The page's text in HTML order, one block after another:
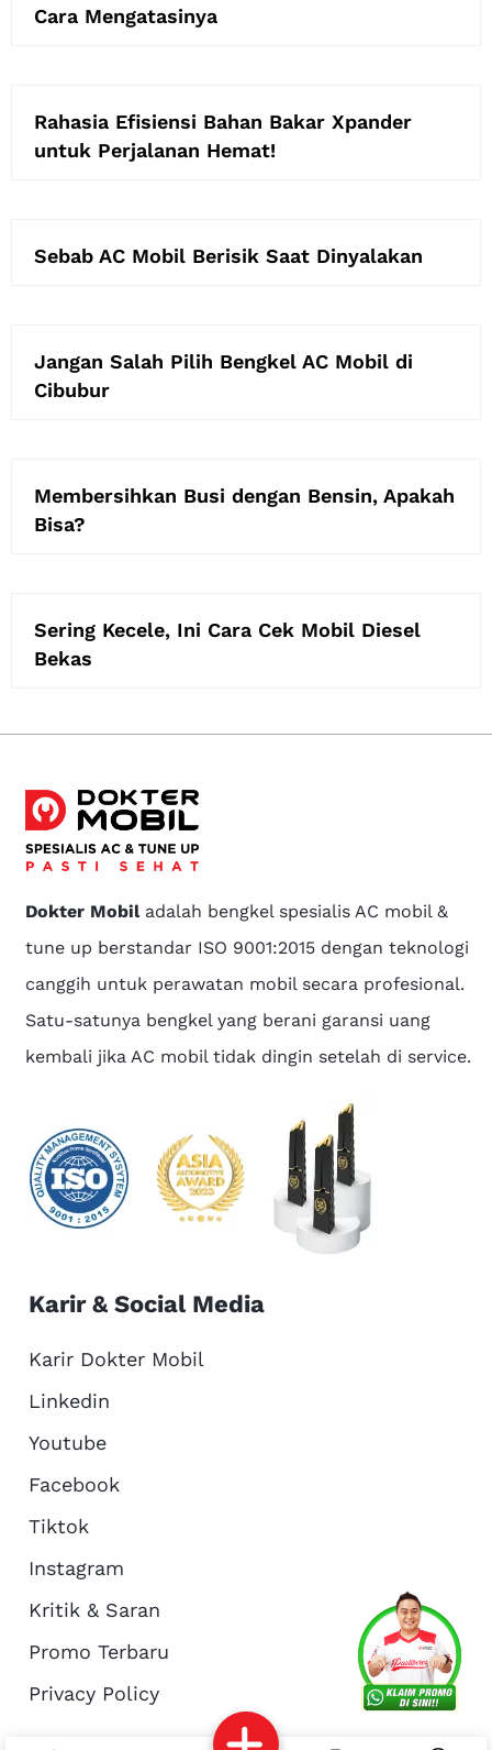
About Us
Reservasi Article
Cara Mengatasinya
Rahasia Efisiensi Bahan Bakar Xpander
untuk Perjalanan Hemat!
Sebab AC Mobil Berisik Saat Dinyalakan
Jangan Salah Pilih Bengkel AC Mobil di
Cibubur
Membersihkan Busi dengan Bensin, Apakah
Bisa?
Sering Kecele, Ini Cara Cek Mobil Diesel
Bekas
Dokter Mobiladalah bengkel spesialis AC mobil &
tune up berstandar ISO 9001:2015 dengan teknologi
canggih untuk perawatan mobil secara profesional.
Satu-satunya bengkel yang berani garansi uang
kembali jika AC mobil tidak dingin setelah di service.
Karir & Social Media
Karir Dokter Mobil
Linkedin
Youtube
Facebook
Tiktok
Instagram
Kritik & Saran
Promo Terbaru
Privacy Policy